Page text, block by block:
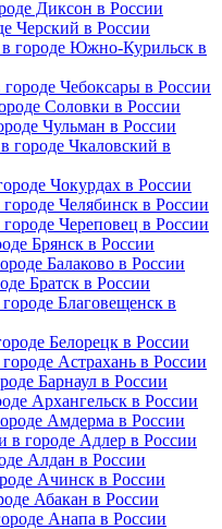
Диксон в России
Черский в России
городе Южно-Курильск в
Чебоксары в России
Соловки в России
Чульман в России
городе Чкаловский в
Чокурдах в России
Челябинск в России
Череповец в России
Брянск в России
Балаково в России
Братск в России
Благовещенск в
Белорецк в России
Астрахань в России
Барнаул в России
Архангельск в России
Амдерма в России
в городе Адлер в России
Алдан в России
Ачинск в России
Абакан в России
Анапа в России